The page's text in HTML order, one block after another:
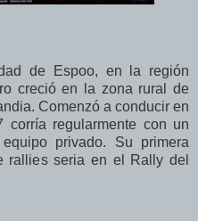
de Espoo, en la región
creció en la zona rural de
Comenzó a conducir en
regularmente con un
privado. Su primera
rallies seria en el Rally del